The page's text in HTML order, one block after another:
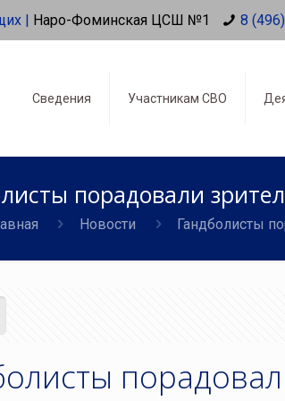
| Наро-Фоминская ЦСШ №1 8
Сведения Участникам СВО
порадовали
Новости Гандболисты